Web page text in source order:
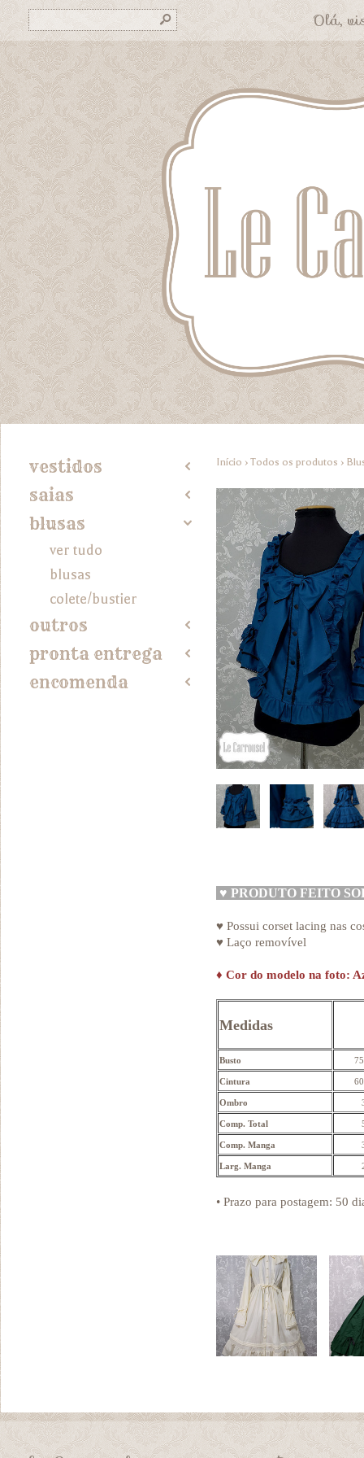
s Olá,
vestidos 2
saias 2
blusas 4
ver tudo
blusas
colete/bustier
outros 2
pronta entrega 2
encomenda 2
Início › Todos os produtos ›
♥ PRODUTO FEITO
♥ Possui corset lacing nas
♥ Laço removível
♦ Cor do modelo na foto:
Medidas
Busto
Cintura
Ombro
Comp. Total
Comp. Manga
Larg. Manga
• Prazo para postagem: 50